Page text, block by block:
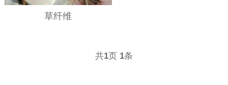
草纤维
共1页 1条